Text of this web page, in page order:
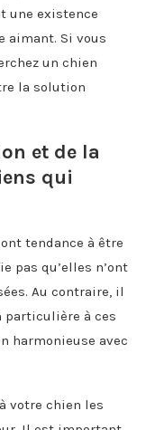
une existence
aimant. Si vous
un chien
la solution
et de la
qui
tendance à être
pas qu’elles n’ont
Au contraire, il
particulière à ces
harmonieuse avec
votre chien les